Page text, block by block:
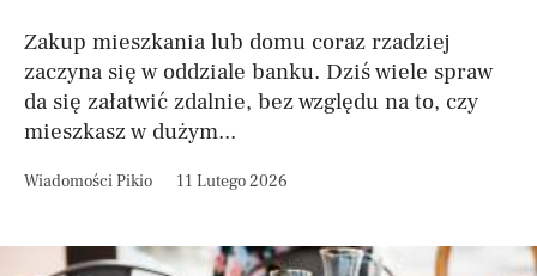
Zakup mieszkania lub domu coraz rzadziej
zaczyna się w oddziale banku. Dziś wiele spraw
da się załatwić zdalnie, bez względu na to, czy
mieszkasz w dużym...
Wiadomości Pikio 11 Lutego 2026